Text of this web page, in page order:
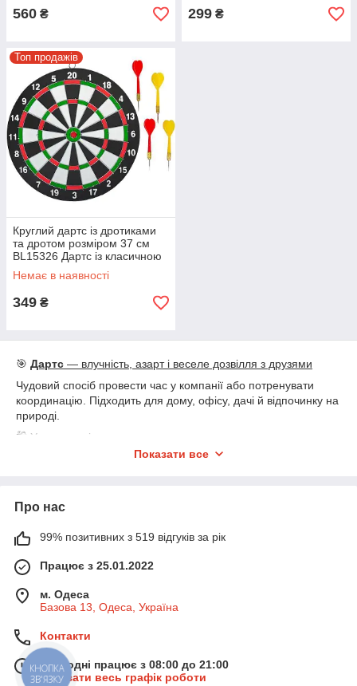
560 ₴ 299 ₴
Топ продажів
Круглий дартс із дротиками
та дротом розміром 37 см
BL15326 Дартс із класичною
мішенню
Немає в наявності
349 ₴
🎯 Дартс — влучність, азарт і веселе дозвілля з друзями
Чудовий спосіб провести час у компанії або потренувати
координацію. Підходить для дому, офісу, дачі й відпочинку на
природі.
🛍 У наявності:
● 🎯 Класичні мішені — магнітні, на липучках, з голками
● 🎯 Професійні щити — із точною розміткою, стандартного
● 🔧 Легка установка — на стіну чи двері
● 🎲 Підходить для гри, змагань, подарунків і відпочинку
● 👨‍👩‍👧‍👦 Для дорослих і дітей — цікаве дозвілля для всіх
Показати все
Про нас
99% позитивних з 519 відгуків за рік
Працює з 25.01.2022
м. Одеса
Базова 13, Одеса, Україна
Контакти
Сьогодні працює з 08:00 до 21:00
Показати весь графік роботи
КНОПКА
ЗВ'ЯЗКУ